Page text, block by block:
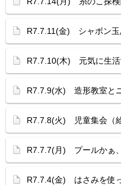
R7.7.11(金) シャボン玉
R7.7.10(木) 元気に生
R7.7.9(水) 造形教室と
R7.7.8(火) 児童集会（
R7.7.7(月) プールかぁ
R7.7.4(金) はさみを使